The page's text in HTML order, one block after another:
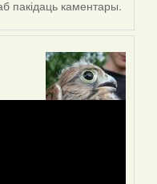
пакідаць каментары.